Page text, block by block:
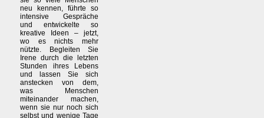
neu kennen, führte so
intensive Gespräche
und entwickelte so
kreative Ideen – jetzt,
wo es nichts mehr
nützte. Begleiten Sie
Irene durch die letzten
Stunden ihres Lebens
und lassen Sie sich
anstecken von dem,
was Menschen
miteinander machen,
wenn sie nur noch sich
selbst und wenige Tage